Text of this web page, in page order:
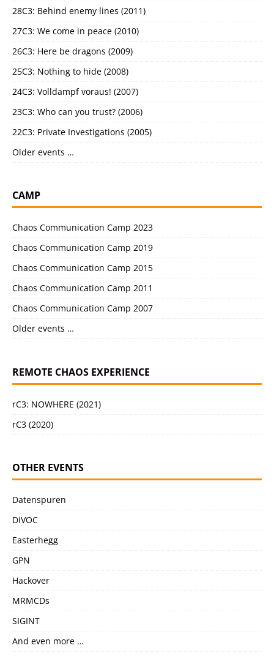
28C3: Behind enemy lines (2011)
27C3: We come in peace (2010)
26C3: Here be dragons (2009)
25C3: Nothing to hide (2008)
24C3: Volldampf voraus! (2007)
23C3: Who can you trust? (2006)
22C3: Private Investigations (2005)
Older events …
CAMP
Chaos Communication Camp 2023
Chaos Communication Camp 2019
Chaos Communication Camp 2015
Chaos Communication Camp 2011
Chaos Communication Camp 2007
Older events …
REMOTE CHAOS EXPERIENCE
rC3: NOWHERE (2021)
rC3 (2020)
OTHER EVENTS
Datenspuren
DiVOC
Easterhegg
GPN
Hackover
MRMCDs
SIGINT
And even more …